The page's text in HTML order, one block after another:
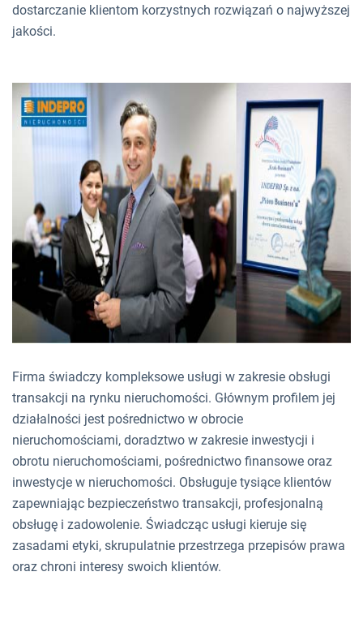
dostarczanie klientom korzystnych rozwiązań o najwyższej
jakości.
Firma świadczy kompleksowe usługi w zakresie obsługi
transakcji na rynku nieruchomości. Głównym profilem jej
działalności jest pośrednictwo w obrocie
nieruchomościami, doradztwo w zakresie inwestycji i
obrotu nieruchomościami, pośrednictwo finansowe oraz
inwestycje w nieruchomości. Obsługuje tysiące klientów
zapewniając bezpieczeństwo transakcji, profesjonalną
obsługę i zadowolenie. Świadcząc usługi kieruje się
zasadami etyki, skrupulatnie przestrzega przepisów prawa
oraz chroni interesy swoich klientów.